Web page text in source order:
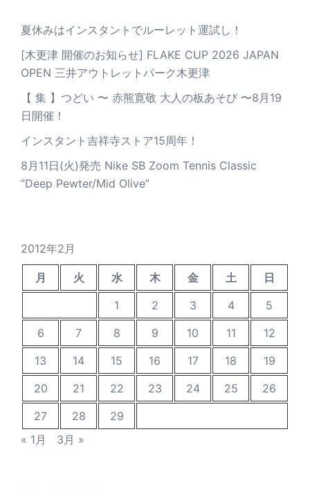
夏休みはインスタントでルーレット運試し！
[木更津 開催のお知らせ] FLAKE CUP 2026 JAPAN
OPEN 三井アウトレットパーク木更津
【 集 】つどい 〜 赤熊寛敬 大人の板あそび 〜8月19
日開催！
インスタント吉祥寺ストア15周年！
8月11日(火)発売 Nike SB Zoom Tennis Classic
”Deep Pewter/Mid Olive”
2012年2月
月 火 水 木 金 土
日
1
2 3 4
5
6
7 8 9 10 11
12
13
14 15 16 17 18
19
20
21 22 23 24 25
26
27
28
29
« 1月
3月 »